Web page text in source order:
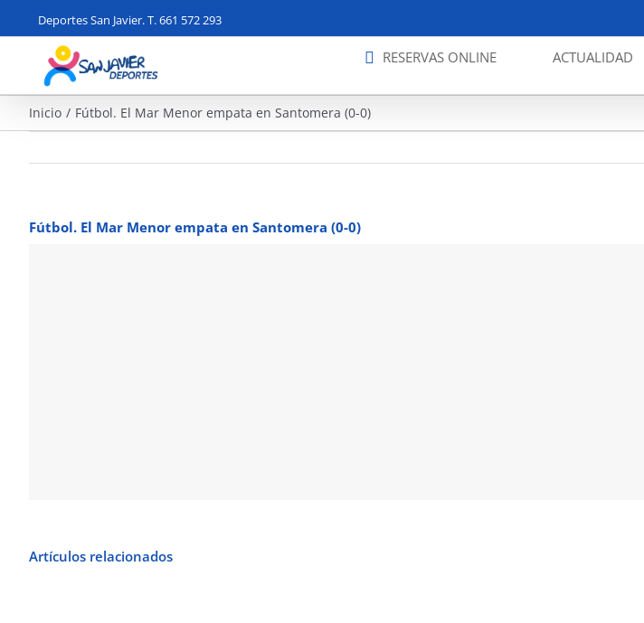
contenido
Deportes San Javier. T. 661 572 293
RESERVAS ONLINE ACTUALIDAD
Inicio
Fútbol. El Mar Menor empata en Santomera (0-0)
Fútbol. El Mar Menor empata en Santomera (0-0)
Artículos relacionados